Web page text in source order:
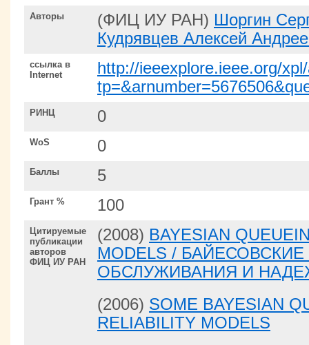
Авторы (ФИЦ ИУ РАН) Шоргин
Кудрявцев Алексей
ссылка в
Internet
http://ieeexplore.ieee.org/
РИНЦ 0
WoS 0
Баллы 5
Грант % 100
Цитируемые
публикации
авторов
ФИЦ ИУ РАН
(2008) BAYESIAN
MODELS /
ОБСЛУЖИВАНИЯ И
(2006) SOME BAYESIAN
RELIABILITY MODELS